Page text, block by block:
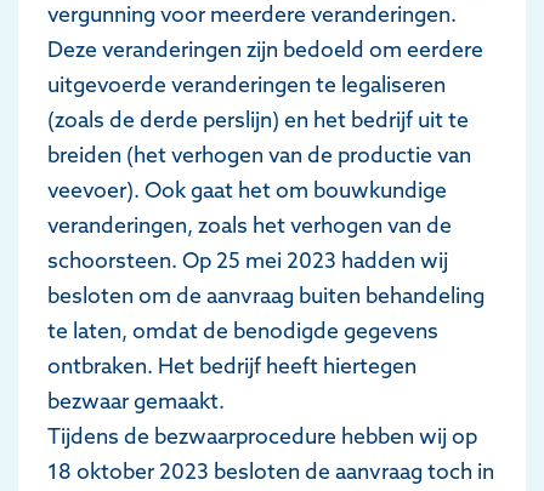
vergunning voor meerdere veranderingen.
Deze veranderingen zijn bedoeld om eerdere
uitgevoerde veranderingen te legaliseren
(zoals de derde perslijn) en het bedrijf uit te
breiden (het verhogen van de productie van
veevoer). Ook gaat het om bouwkundige
veranderingen, zoals het verhogen van de
schoorsteen. Op 25 mei 2023 hadden wij
besloten om de aanvraag buiten behandeling
te laten, omdat de benodigde gegevens
ontbraken. Het bedrijf heeft hiertegen
bezwaar gemaakt.
Tijdens de bezwaarprocedure hebben wij op
18 oktober 2023 besloten de aanvraag toch in